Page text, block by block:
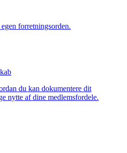
forretningsorden.
du kan dokumentere dit
nytte af dine medlemsfordele.